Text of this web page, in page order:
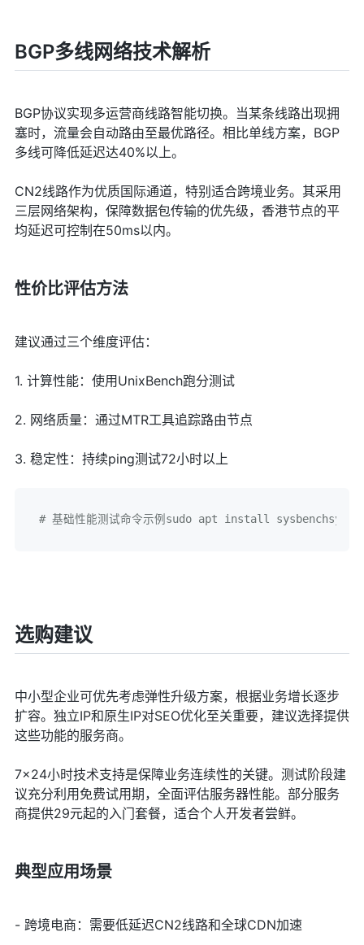
BGP多线网络技术解析
BGP协议实现多运营商线路智能切换。当某条线路出现拥
塞时，流量会自动路由至最优路径。相比单线方案，BGP
多线可降低延迟达40%以上。
CN2线路作为优质国际通道，特别适合跨境业务。其采用
三层网络架构，保障数据包传输的优先级，香港节点的平
均延迟可控制在50ms以内。
性价比评估方法
建议通过三个维度评估：
1. 计算性能：使用UnixBench跑分测试
2. 网络质量：通过MTR工具追踪路由节点
3. 稳定性：持续ping测试72小时以上
# 基础性能测试命令示例sudo apt install
选购建议
中小型企业可优先考虑弹性升级方案，根据业务增长逐步
扩容。独立IP和原生IP对SEO优化至关重要，建议选择提供
这些功能的服务商。
7×24小时技术支持是保障业务连续性的关键。测试阶段建
议充分利用免费试用期，全面评估服务器性能。部分服务
商提供29元起的入门套餐，适合个人开发者尝鲜。
典型应用场景
- 跨境电商：需要低延迟CN2线路和全球CDN加速